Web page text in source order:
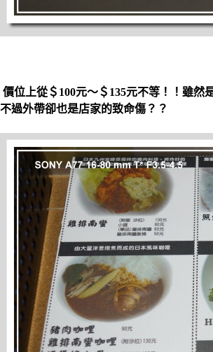
價位上從＄100元～＄135元不等！！雖然
不過外帶卻也是店家的致命傷？？